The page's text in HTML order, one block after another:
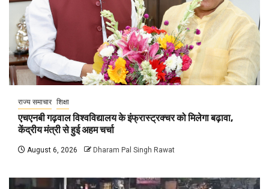
राज्य समाचार शिक्षा
एचएनबी गढ़वाल विश्वविद्यालय के इंफ्रास्ट्रक्चर को मिलेगा बढ़ावा,
केंद्रीय मंत्री से हुई अहम चर्चा
August 6, 2026 Dharam Pal Singh Rawat